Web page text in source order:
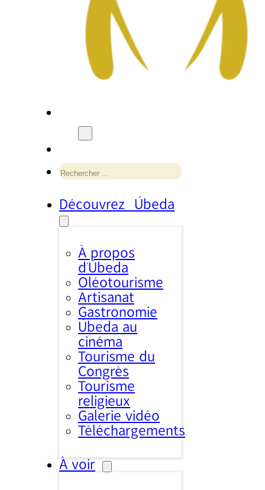
Rechercher
Découvrez Úbeda
À propos
d’Úbeda
Oléotourisme
Artisanat
Gastronomie
Úbeda au
cinéma
Tourisme du
Congrès
Tourisme
religieux
Galerie vidéo
Téléchargements
À voir